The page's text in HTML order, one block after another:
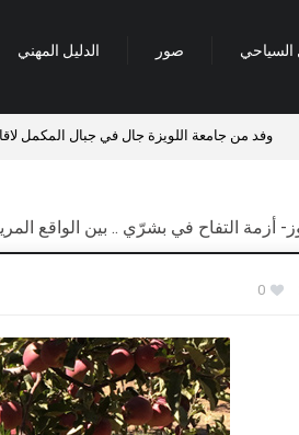
السياحي صور الدليل المهني
وفد من جامعة اللويزة جال في جبال المكمل
أزمة التفاح في بشرّي .. بين الواقع
0